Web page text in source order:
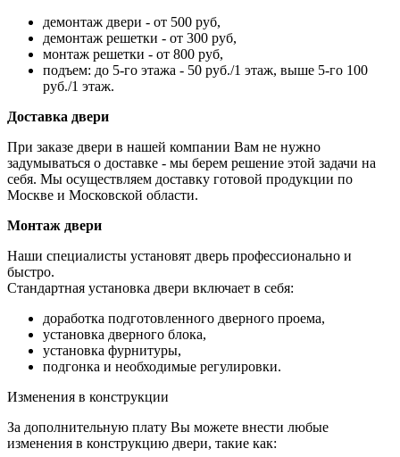
демонтаж двери - от 500 руб,
демонтаж решетки - от 300 руб,
монтаж решетки - от 800 руб,
подъем: до 5-го этажа - 50 руб./1 этаж, выше 5-го 100
руб./1 этаж.
Доставка двери
При заказе двери в нашей компании Вам не нужно
задумываться о доставке - мы берем решение этой задачи на
себя. Мы осуществляем доставку готовой продукции по
Москве и Московской области.
Монтаж двери
Наши специалисты установят дверь профессионально и
быстро.
Стандартная установка двери включает в себя:
доработка подготовленного дверного проема,
установка дверного блока,
установка фурнитуры,
подгонка и необходимые регулировки.
Изменения в конструкции
За дополнительную плату Вы можете внести любые
изменения в конструкцию двери, такие как: